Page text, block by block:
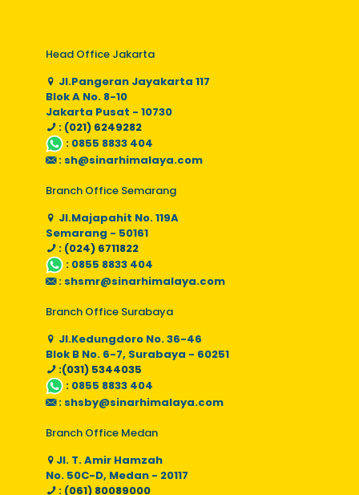
Head Office Jakarta
Jl.Pangeran Jayakarta 117
Blok A No. 8-10
Jakarta Pusat - 10730
: (021) 6249282
: 0855 8833 404
: sh@sinarhimalaya.com
Branch Office Semarang
Jl.Majapahit No. 119A
Semarang - 50161
: (024) 6711822
: 0855 8833 404
: shsmr@sinarhimalaya.com
Branch Office Surabaya
Jl.Kedungdoro No. 36-46
Blok B No. 6-7, Surabaya - 60251
:(031) 5344035
: 0855 8833 404
: shsby@sinarhimalaya.com
Branch Office Medan
Jl. T. Amir Hamzah
No. 50C-D, Medan - 20117
: (061) 80089000